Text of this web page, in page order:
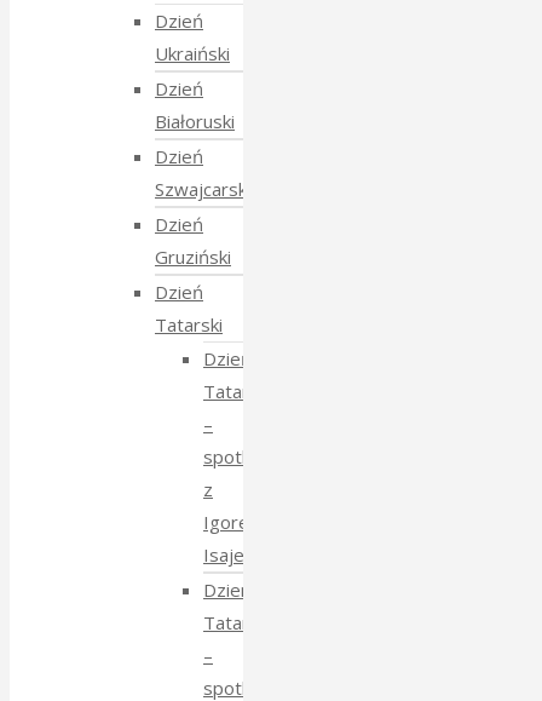
Dzień
Ukraiński
Dzień
Białoruski
Dzień
Szwajcarski
Dzień
Gruziński
Dzień
Tatarski
Dzień
Tatarski
–
spotkanie
z
Igorem
Isajewem
Dzien
Tatarski
–
spotkanie